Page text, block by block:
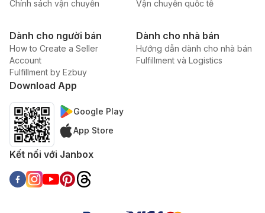
Chính sách vận chuyển
Vận chuyển quốc tế
Dành cho người bán
How to Create a Seller
Account
Fulfillment by Ezbuy
Dành cho nhà bán
Hướng dẫn dành cho nhà bán
Fulfillment và Logistics
Download App
Google Play
App Store
Kết nối với Janbox